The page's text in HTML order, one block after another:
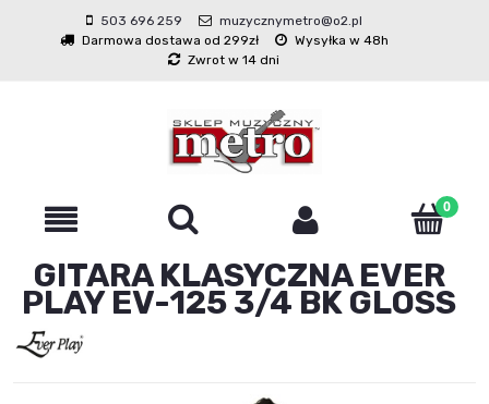
503 696 259
muzycznymetro@o2.pl
Darmowa dostawa od 299zł
Wysyłka w 48h
Zwrot w 14 dni
GITARA KLASYCZNA EVER
PLAY EV-125 3/4 BK GLOSS